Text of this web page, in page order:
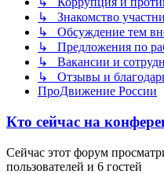
↳ Знакомство
↳ Обсуждение тем
↳ Предложения по
↳ Вакансии и
↳ Отзывы и
ПроДвижение России
Кто сейчас на
Сейчас этот форум
пользователей и 6 гостей